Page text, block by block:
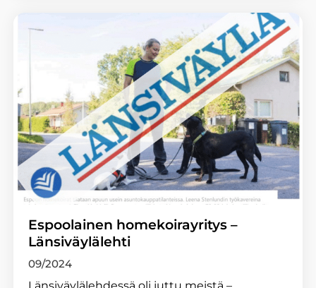
Espoolainen homekoirayritys –
Länsiväylälehti
09/2024